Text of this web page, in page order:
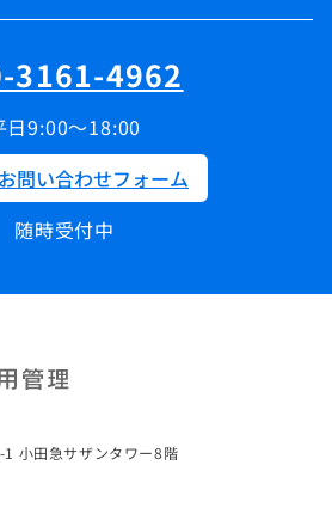
3161-4962
日9:00～18:00
問い合わせフォーム
随時受付中
小田急サザンタワー8階